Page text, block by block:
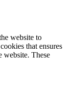
website to
that ensures
website. These